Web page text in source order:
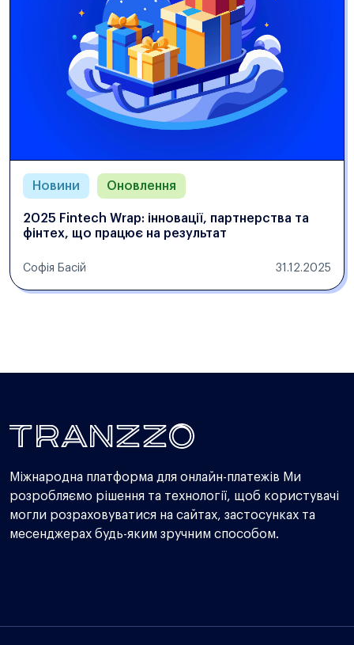
Новини Оновлення
2025 Fintech Wrap: інновації, партнерства та
фінтех, що працює на результат
Софія Басій 31.12.2025
Міжнародна платформа для онлайн-платежів Ми
розробляємо рішення та технології, щоб користувачі
могли розраховуватися на сайтах, застосунках та
месенджерах будь-яким зручним способом.